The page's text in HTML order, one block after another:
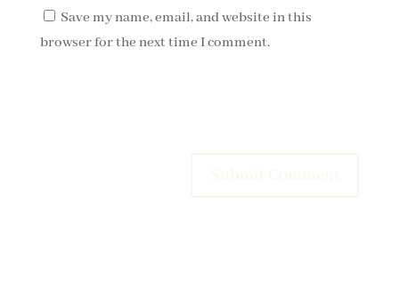
Save my name, email, and website in this
browser for the next time I comment.